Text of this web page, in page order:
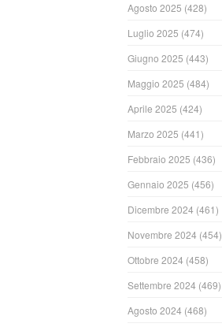
Agosto 2025 (428)
Luglio 2025 (474)
Giugno 2025 (443)
Maggio 2025 (484)
Aprile 2025 (424)
Marzo 2025 (441)
Febbraio 2025 (436)
Gennaio 2025 (456)
Dicembre 2024 (461)
Novembre 2024 (454)
Ottobre 2024 (458)
Settembre 2024 (469)
Agosto 2024 (468)